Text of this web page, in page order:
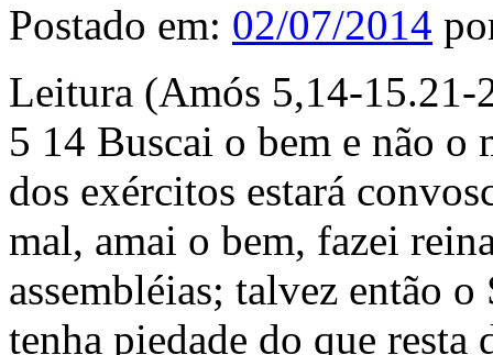
Postado em: 02/07/2014
Leitura (Amós 5,14-15.21-
5 14 Buscai o bem e não o
dos exércitos estará
mal, amai o bem, fazei
assembléias; talvez então
tenha piedade do que